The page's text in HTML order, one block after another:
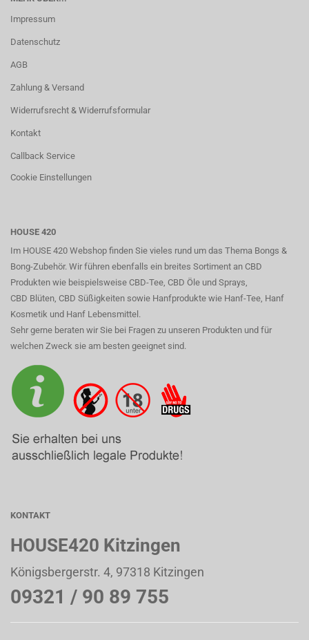
Impressum
Datenschutz
AGB
Zahlung & Versand
Widerrufsrecht & Widerrufsformular
Kontakt
Callback Service
Cookie Einstellungen
HOUSE 420
Im HOUSE 420 Webshop finden Sie vieles rund um das Thema Bongs &
Bong-Zubehör. Wir führen ebenfalls ein breites Sortiment an CBD
Produkten wie beispielsweise CBD-Tee, CBD Öle und Sprays,
CBD Blüten, CBD Süßigkeiten sowie Hanfprodukte wie Hanf-Tee, Hanf
Kosmetik und Hanf Lebensmittel.
Sehr gerne beraten wir Sie bei Fragen zu unseren Produkten und für
welchen Zweck sie am besten geeignet sind.
KONTAKT
HOUSE420 Kitzingen
Königsbergerstr. 4, 97318 Kitzingen
09321 / 90 89 755